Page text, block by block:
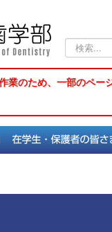
索...
業のため、一部のペ